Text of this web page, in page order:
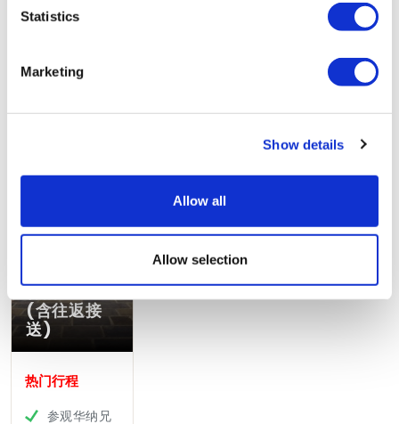
Statistics
Marketing
Show details
Allow all
Allow selection
评论
华纳兄弟伦
特的诞生
(含往返接
送)
热门行程
参观华纳兄